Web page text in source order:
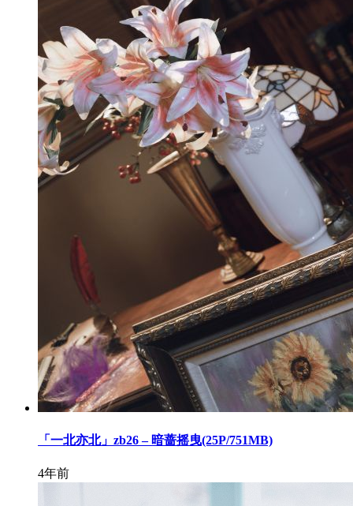
「一北亦北」zb26 – 暗蔷摇曳(25P/751MB)
4年前